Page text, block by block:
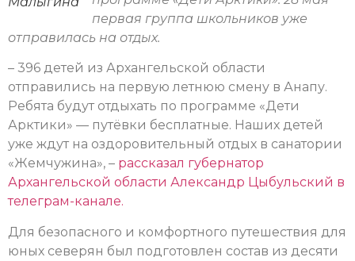
первая группа школьников уже
отправилась на отдых.
– 396 детей из Архангельской области
отправились на первую летнюю смену в Анапу.
Ребята будут отдыхать по программе «Дети
Арктики» — путёвки бесплатные. Наших детей
уже ждут на оздоровительный отдых в санатории
«Жемчужина», – рассказал губернатор
Архангельской области Александр Цыбульский в
телеграм-канале.
Для безопасного и комфортного путешествия для
юных северян был подготовлен состав из десяти